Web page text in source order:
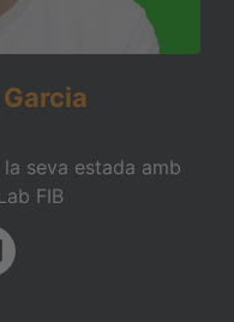
Garcia
seva estada amb
FIB